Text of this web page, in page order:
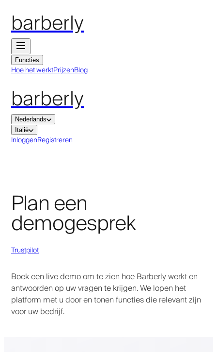
barberly
Functies
Hoe het werktPrijzenBlog
barberly
Nederlands
Italië
InloggenRegistreren
Plan een
demogesprek
Trustpilot
Boek een live demo om te zien hoe Barberly werkt en
antwoorden op uw vragen te krijgen. We lopen het
platform met u door en tonen functies die relevant zijn
voor uw bedrijf.